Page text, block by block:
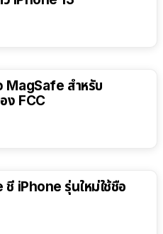
MagSafe สำหรับ
ง FCC
iPhone รุ่นใหม่ใช้ชื่อ